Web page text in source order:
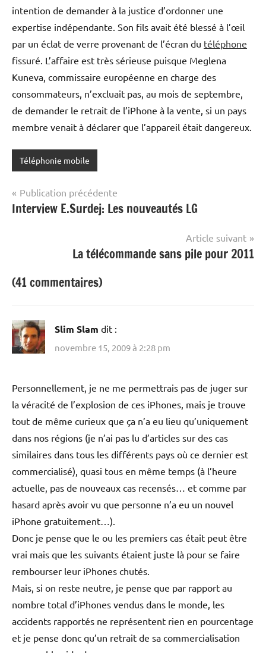
intention de demander à la justice d’ordonner une
expertise indépendante. Son fils avait été blessé à l’œil
par un éclat de verre provenant de l’écran du téléphone
fissuré. L’affaire est très sérieuse puisque Meglena
Kuneva, commissaire européenne en charge des
consommateurs, n’excluait pas, au mois de septembre,
de demander le retrait de l’iPhone à la vente, si un pays
membre venait à déclarer que l’appareil était dangereux.
Téléphonie mobile
Navigation
de
Publication précédente
Interview E.Surdej: Les nouveautés LG
Article suivant
La télécommande sans pile pour 2011
(41 commentaires)
Slim Slam dit :
novembre 15, 2009 à 2:28 pm
Personnellement, je ne me permettrais pas de juger sur
la véracité de l’explosion de ces iPhones, mais je trouve
tout de même curieux que ça n’a eu lieu qu’uniquement
dans nos régions (je n’ai pas lu d’articles sur des cas
similaires dans tous les différents pays où ce dernier est
commercialisé), quasi tous en même temps (à l’heure
actuelle, pas de nouveaux cas recensés… et comme par
hasard après avoir vu que personne n’a eu un nouvel
iPhone gratuitement…).
Donc je pense que le ou les premiers cas était peut être
vrai mais que les suivants étaient juste là pour se faire
rembourser leur iPhones chutés.
Mais, si on reste neutre, je pense que par rapport au
nombre total d’iPhones vendus dans le monde, les
accidents rapportés ne représentent rien en pourcentage
et je pense donc qu’un retrait de sa commercialisation